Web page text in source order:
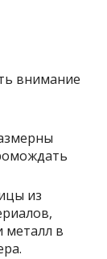
внимание
из
металл в